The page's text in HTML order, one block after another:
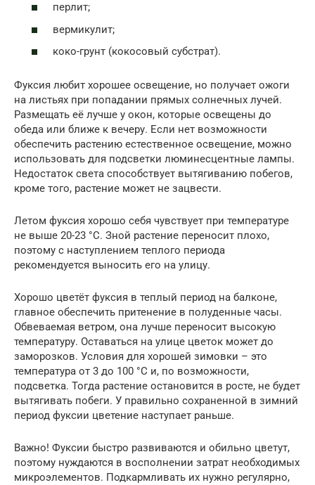
перлит;
вермикулит;
коко-грунт (кокосовый субстрат).
Фуксия любит хорошее освещение, но получает ожоги
на листьях при попадании прямых солнечных лучей.
Размещать её лучше у окон, которые освещены до
обеда или ближе к вечеру. Если нет возможности
обеспечить растению естественное освещение, можно
использовать для подсветки люминесцентные лампы.
Недостаток света способствует вытягиванию побегов,
кроме того, растение может не зацвести.
Летом фуксия хорошо себя чувствует при температуре
не выше 20-23 °C. Зной растение переносит плохо,
поэтому с наступлением теплого периода
рекомендуется выносить его на улицу.
Хорошо цветёт фуксия в теплый период на балконе,
главное обеспечить притенение в полуденные часы.
Обвеваемая ветром, она лучше переносит высокую
температуру. Оставаться на улице цветок может до
заморозков. Условия для хорошей зимовки – это
температура от 3 до 100 °C и, по возможности,
подсветка. Тогда растение остановится в росте, не будет
вытягивать побеги. У правильно сохраненной в зимний
период фуксии цветение наступает раньше.
Важно! Фуксии быстро развиваются и обильно цветут,
поэтому нуждаются в восполнении затрат необходимых
микроэлементов. Подкармливать их нужно регулярно,